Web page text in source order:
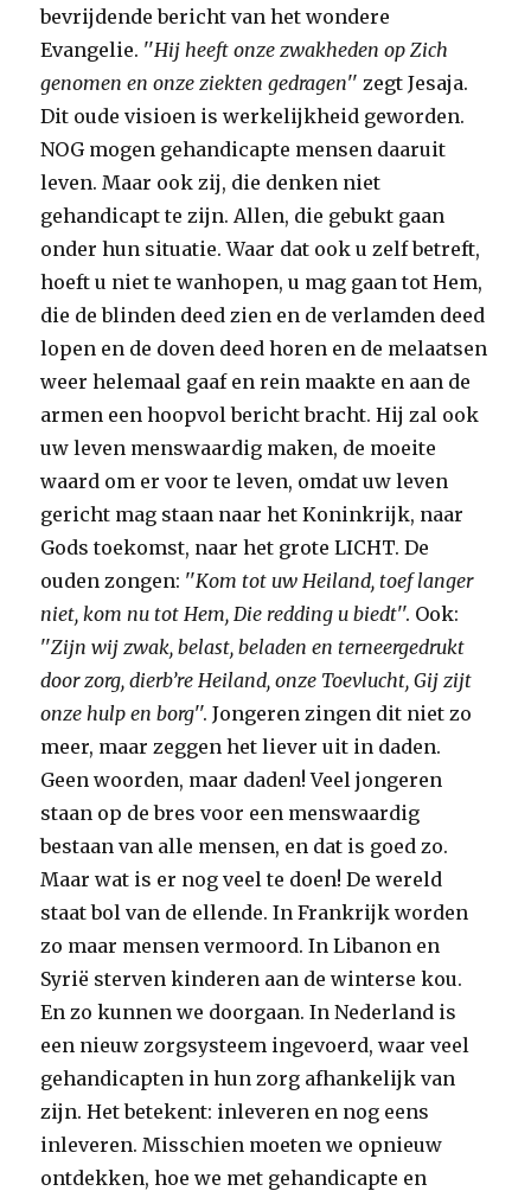
bevrijdende bericht van het wondere
Evangelie. ''Hij heeft onze zwakheden op Zich
genomen en onze ziekten gedragen'' zegt Jesaja.
Dit oude visioen is werkelijkheid geworden.
NOG mogen gehandicapte mensen daaruit
leven. Maar ook zij, die denken niet
gehandicapt te zijn. Allen, die gebukt gaan
onder hun situatie. Waar dat ook u zelf betreft,
hoeft u niet te wanhopen, u mag gaan tot Hem,
die de blinden deed zien en de verlamden deed
lopen en de doven deed horen en de melaatsen
weer helemaal gaaf en rein maakte en aan de
armen een hoopvol bericht bracht. Hij zal ook
uw leven menswaardig maken, de moeite
waard om er voor te leven, omdat uw leven
gericht mag staan naar het Koninkrijk, naar
Gods toekomst, naar het grote LICHT. De
ouden zongen: ''Kom tot uw Heiland, toef langer
niet, kom nu tot Hem, Die redding u biedt''. Ook:
''Zijn wij zwak, belast, beladen en terneergedrukt
door zorg, dierb’re Heiland, onze Toevlucht, Gij zijt
onze hulp en borg''. Jongeren zingen dit niet zo
meer, maar zeggen het liever uit in daden.
Geen woorden, maar daden! Veel jongeren
staan op de bres voor een menswaardig
bestaan van alle mensen, en dat is goed zo.
Maar wat is er nog veel te doen! De wereld
staat bol van de ellende. In Frankrijk worden
zo maar mensen vermoord. In Libanon en
Syrië sterven kinderen aan de winterse kou.
En zo kunnen we doorgaan. In Nederland is
een nieuw zorgsysteem ingevoerd, waar veel
gehandicapten in hun zorg afhankelijk van
zijn. Het betekent: inleveren en nog eens
inleveren. Misschien moeten we opnieuw
ontdekken, hoe we met gehandicapte en